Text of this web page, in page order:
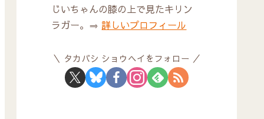
じいちゃんの膝の上で見たキリン
ラガー。⇒詳しいプロフィール
タカバシ ショウヘイをフォロー